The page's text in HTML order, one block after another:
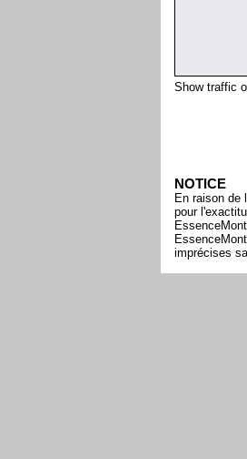
Show traffic
NOTICE
En raison de
pour
imprécises